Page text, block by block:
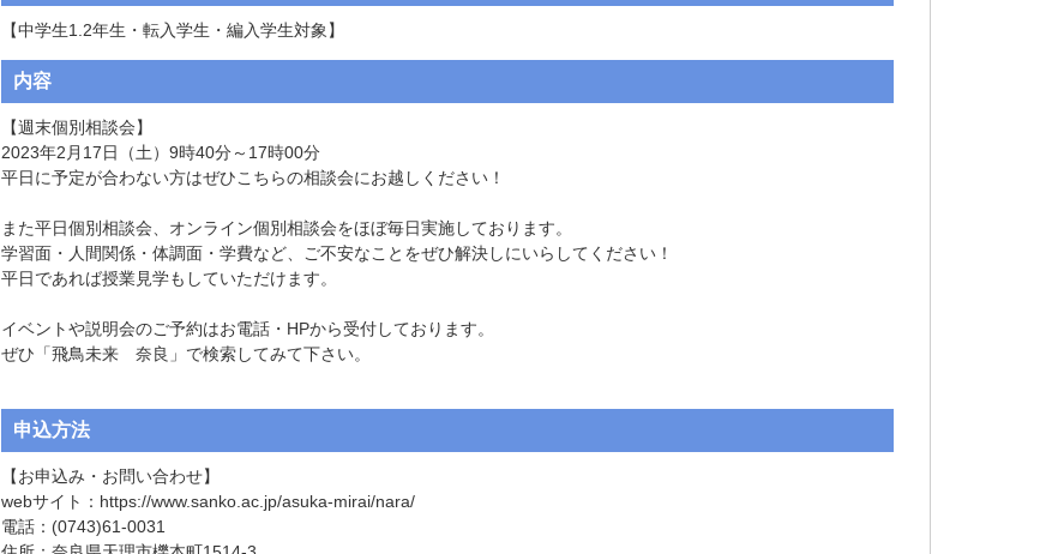
【中学生1.2年生・転入学生・編入学生対象】
内容
【週末個別相談会】
2023年2月17日（土）9時40分～17時00分
平日に予定が合わない方はぜひこちらの相談会にお越しください！
また平日個別相談会、オンライン個別相談会をほぼ毎日実施しております。
学習面・人間関係・体調面・学費など、ご不安なことをぜひ解決しにいらしてください！
平日であれば授業見学もしていただけます。
イベントや説明会のご予約はお電話・HPから受付しております。
ぜひ「飛鳥未来　奈良」で検索してみて下さい。
申込方法
【お申込み・お問い合わせ】
webサイト：https://www.sanko.ac.jp/asuka-mirai/nara/
電話：(0743)61-0031